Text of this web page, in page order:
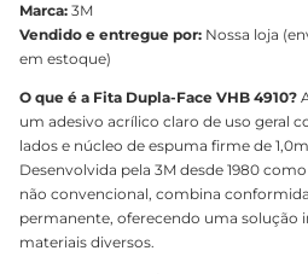
Marca: 3M
Vendido e entregue por: Nossa loja
em estoque)
O que é a Fita Dupla-Face VHB 4910?
um adesivo acrílico claro de uso geral
lados e núcleo de espuma firme de
Desenvolvida pela 3M desde 1980
não convencional, combina
permanente, oferecendo uma solução
materiais diversos.